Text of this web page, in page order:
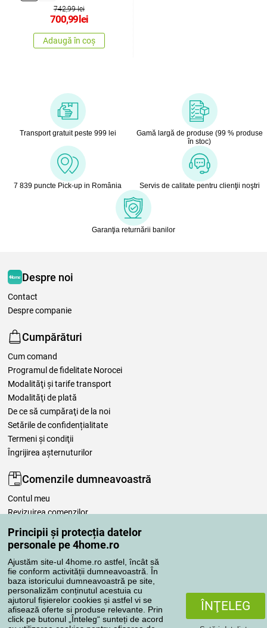
Principii și protecția datelor
personale pe 4home.ro
Ajustăm site-ul 4home.ro astfel, încât să
fie conform activității dumneavoastră. În
baza istoricului dumneavoastră pe site,
personalizăm conținutul acestuia cu
ajutorul fișierelor cookies și astfel vi se
afisează oferte si produse relevante. Prin
click pe butonul „Înteleg“ sunteți de acord
ÎNŢELEG
742,99 lei
700,99lei
Adaugă în coș
Transport gratuit peste 999 lei
Gamă largă de produse (99 % produse
în stoc)
7 839 puncte Pick-up in România Servis de calitate pentru clienţii noştri
Garanţia returnării banilor
Despre noi
Contact
Despre companie
Cumpărături
Cum comand
Programul de fidelitate Norocei
Modalităţi şi tarife transport
Modalităţi de plată
De ce să cumpăraţi de la noi
Setările de confidențialitate
Termeni şi condiţii
Îngrijirea așternuturilor
Comenzile dumneavoastră
Contul meu
Revizuirea comenzilor
Reclamaţii
Retragere de la contract
Regulile de procesare a recenziilor
Metode de transport